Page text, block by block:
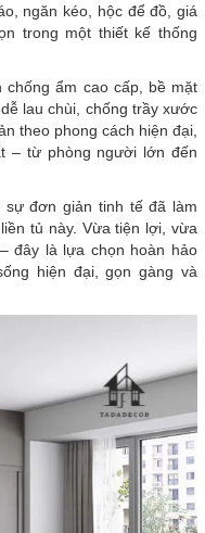
ngăn kéo, hộc để đồ, giá
trong một thiết kế thống
chống ẩm cao cấp, bề mặt
lau chùi, chống trầy xước
theo phong cách hiện đại,
– từ phòng người lớn đến
đơn giản tinh tế đã làm
tủ này. Vừa tiện lợi, vừa
đây là lựa chọn hoàn hảo
hiện đại, gọn gàng và